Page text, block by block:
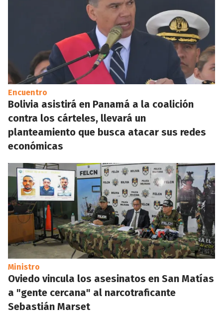
Encuentro
Bolivia asistirá en Panamá a la coalición
contra los cárteles, llevará un
planteamiento que busca atacar sus redes
económicas
Ministro
Oviedo vincula los asesinatos en San Matías
a "gente cercana" al narcotraficante
Sebastián Marset